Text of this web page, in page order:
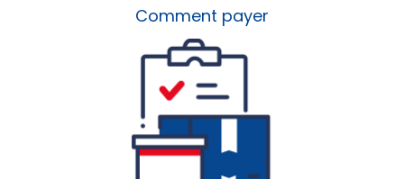
Comment payer